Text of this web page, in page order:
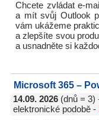
Chcete zvládat e-
a mít svůj Outlook
vám ukážeme
a zlepšíte svou
a usnadněte si
Microsoft 365 –
14.09. 2026 (dnů = 3)
elektronické podobě -